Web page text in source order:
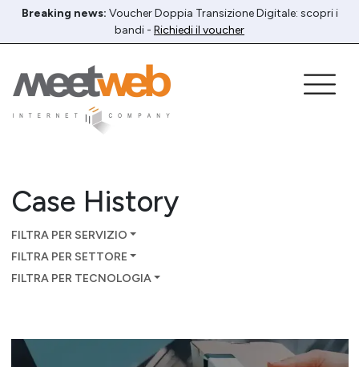
Breaking news: Voucher Doppia Transizione Digitale: scopri i
bandi - Richiedi il voucher
Case History
FILTRA PER SERVIZIO
FILTRA PER SETTORE
FILTRA PER TECNOLOGIA